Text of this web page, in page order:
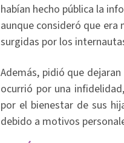
habían hecho pública la
aunque consideró que
surgidas por los
Además, pidió que
ocurrió por una
por el bienestar de sus
debido a motivos